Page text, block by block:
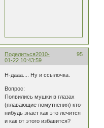
Поделиться 95
2010-
01-22 10:43:59
Н-дааа.... Ну и ссылочка.
Вопрос:
Появились мушки в глазах
(плавающие помутнения) кто-
нибудь знает как это лечится
и как от этого избавится?